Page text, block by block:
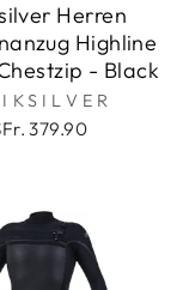
Herren
Highline
- Black
379.90